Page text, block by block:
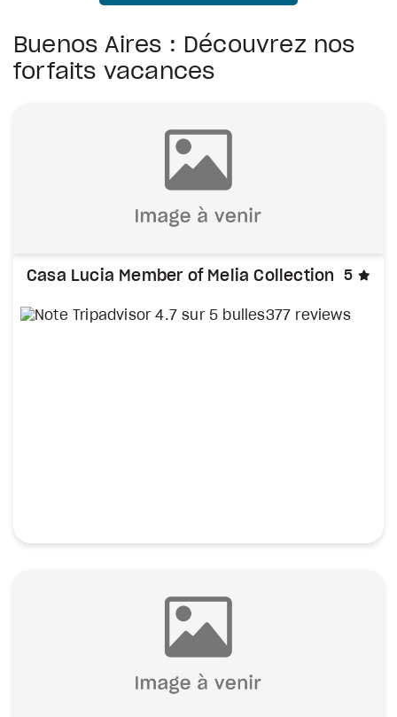
Buenos Aires : Découvrez nos
forfaits vacances
Casa Lucia Member of Melia Collection 5
377 reviews